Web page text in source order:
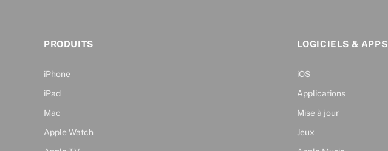
PRODUITS
iPhone
iPad
Mac
Apple Watch
LOGICIELS & APPS
iOS
Applications
Mise à jour
Jeux